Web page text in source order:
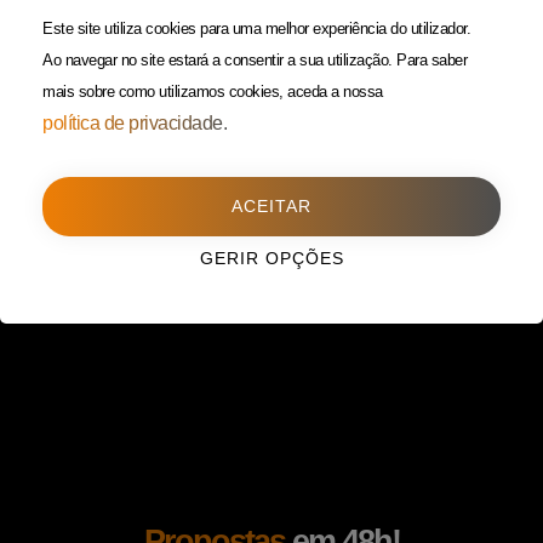
rede fixa)
Porto (Filial)
1588, 2º, sala 304
225 432 051
Política da Privacidade
Este site utiliza cookies para uma melhor experiência do utilizador.
Ao navegar no site estará a consentir a sua utilização. Para saber
mais sobre como utilizamos cookies, aceda a nossa
política de privacidade.
ACEITAR
GERIR OPÇÕES